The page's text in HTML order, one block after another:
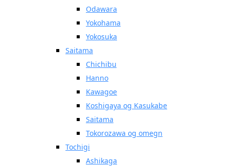
Odawara
Yokohama
Yokosuka
Saitama
Chichibu
Hanno
Kawagoe
Koshigaya og Kasukabe
Saitama
Tokorozawa og omegn
Tochigi
Ashikaga